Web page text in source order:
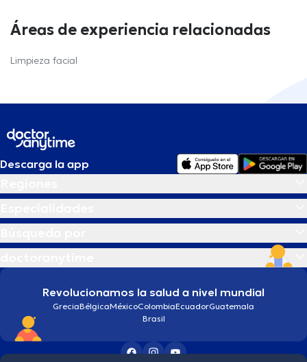
Áreas de experiencia relacionadas
Limpieza facial
Descarga la app
Revolucionamos la salud a nivel mundial
GreciaBélgicaMéxicoColombiaEcuadorGuatemala
Brasil